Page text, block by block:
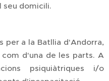
seu domicili.
a la Batllia d'Andorra,
d'una de les parts. A
psiquiàtriques i/o